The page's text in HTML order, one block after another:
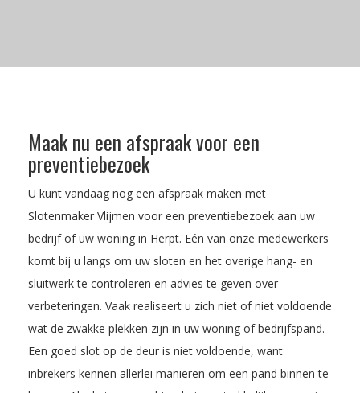
Maak nu een afspraak voor een
preventiebezoek
U kunt vandaag nog een afspraak maken met
Slotenmaker Vlijmen voor een preventiebezoek aan uw
bedrijf of uw woning in Herpt. Eén van onze medewerkers
komt bij u langs om uw sloten en het overige hang- en
sluitwerk te controleren en advies te geven over
verbeteringen. Vaak realiseert u zich niet of niet voldoende
wat de zwakke plekken zijn in uw woning of bedrijfspand.
Een goed slot op de deur is niet voldoende, want
inbrekers kennen allerlei manieren om een pand binnen te